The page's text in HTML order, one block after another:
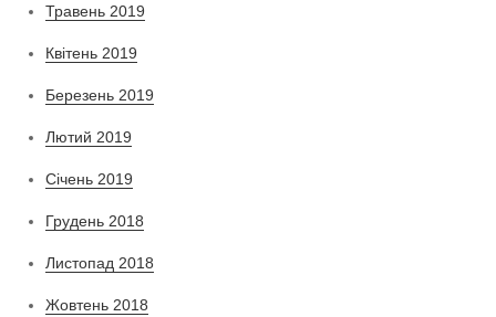
Травень 2019
Квітень 2019
Березень 2019
Лютий 2019
Січень 2019
Грудень 2018
Листопад 2018
Жовтень 2018